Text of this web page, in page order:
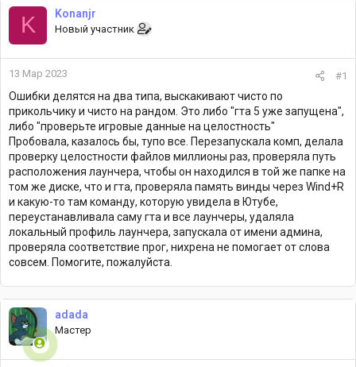
е
м
ы
а
л
K Konanjr
Новый участник
13 Мар 2023 #1
Ошибки делятся на два типа, выскакивают чисто по
прикольчику и чисто на рандом. Это либо "гта 5 уже запущена",
либо "проверьте игровые данные на целостность"
Пробовала, казалось бы, тупо все. Перезапускала комп, делала
проверку целостности файлов миллионы раз, проверяла путь
расположения лаунчера, чтобы он находился в той же папке на
том же диске, что и гта, проверяла память винды через Wind+R
и какую-то там команду, которую увидела в Ютубе,
переустанавливала саму гта и все лаунчеры, удаляла
локальный профиль лаунчера, запускала от имени админа,
проверяла соответствие прог, нихрена не помогает от слова
совсем. Помогите, пожалуйста.
adada
Мастер